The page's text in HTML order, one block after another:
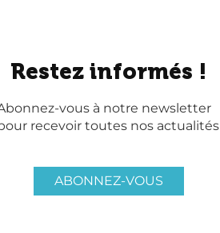
Restez informés !
vous à notre newsletter
recevoir toutes nos actualités
ABONNEZ-VOUS